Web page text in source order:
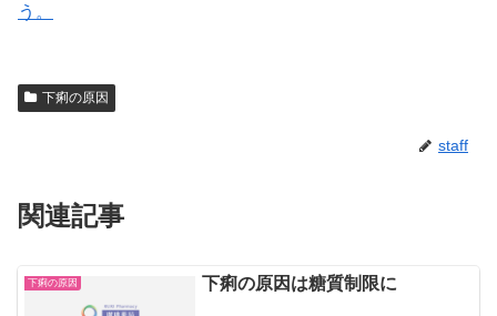
う。
下痢の原因
staff
関連記事
下痢の原因 下痢の原因は糖質制限に